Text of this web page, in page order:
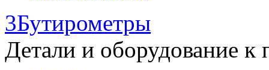
3Бутирометры
Детали и оборудование к